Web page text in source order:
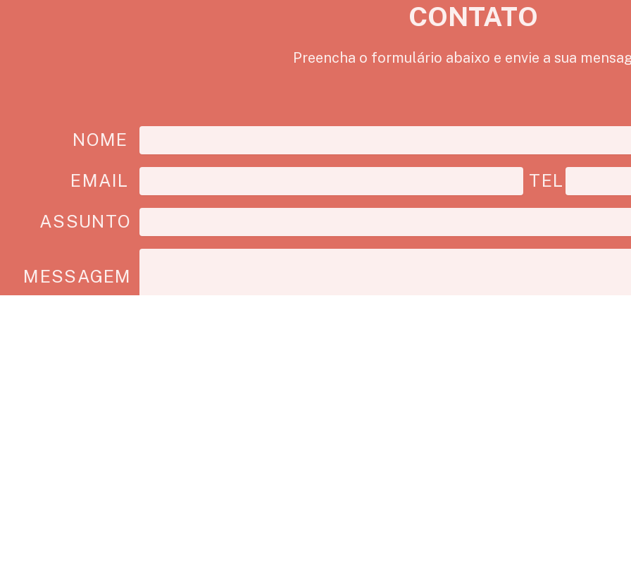
CONTATO
Preencha o formulário abaixo e envie a sua
NOME
EMAIL
TEL
ASSUNTO
MESSAGEM